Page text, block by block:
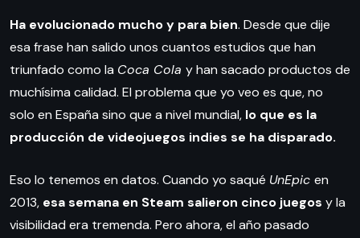
Ha evolucionado mucho y para bien. Desde que dije
esa frase han salido unos cuantos estudios que han
triunfado como la Coca Cola y han sacado productos de
muchísima calidad. El problema que yo veo es que, no
solo en España sino que a nivel mundial, lo que es la
producción de videojuegos indies se ha disparado.
Eso lo tenemos en datos. Cuando yo saqué UnEpic en
2013, esa semana en Steam salieron cinco juegos y la
visibilidad era tremenda. Pero ahora, el año pasado